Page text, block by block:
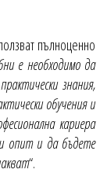
пълноценно
е необходимо да
знания,
обучения и
кариера
опит и да бъдете
“.